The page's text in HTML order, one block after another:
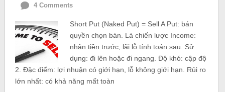
4 Comments
Short Put (Naked Put) = Sell A Put: bán
quyền chọn bán. Là chiến lược Income:
nhận tiền trước, lãi lỗ tính toán sau. Sử
dụng: đi lên hoặc đi ngang. Độ khó: cập độ
2. Đặc điểm: lợi nhuận có giới hạn, lỗ không giới hạn. Rủi ro
lớn nhất: có khả năng mất toàn